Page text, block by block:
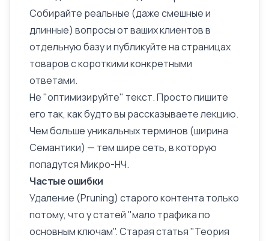
Собирайте реальные (даже смешные и
длинные) вопросы от ваших клиентов в
отдельную базу и публикуйте на страницах
товаров с короткими конкретными
ответами.
Не "оптимизируйте" текст. Просто пишите
его так, как будто вы рассказываете лекцию.
Чем больше уникальных терминов (ширина
Семантики) — тем шире сеть, в которую
попадутся Микро-НЧ.
Частые ошибки
Удаление (Pruning) старого контента только
потому, что у статей "мало трафика по
основным ключам". Старая статья "Теория